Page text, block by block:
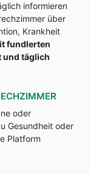
informieren
über
Krankheit
fundlerten
und täglich
oder
Gesundheit oder
Platform